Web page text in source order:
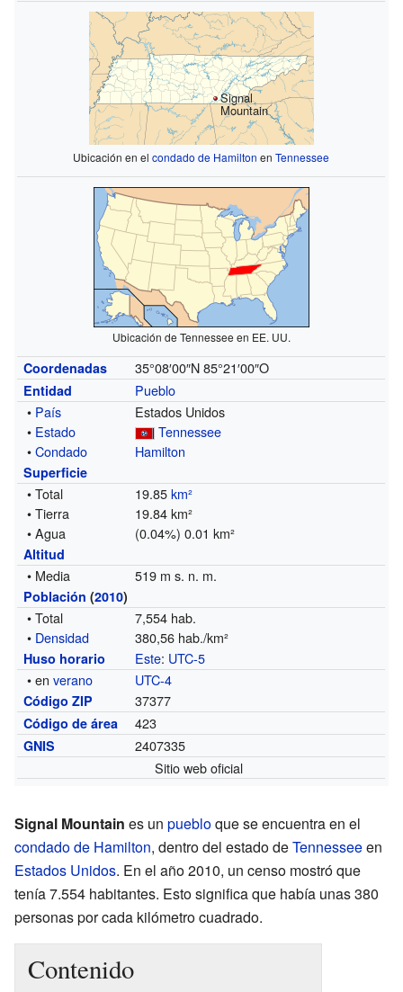
Signal
Mountain
Ubicación en elcondado de Hamilton enTennessee
Ubicación de Tennessee en EE. UU.
Coordenadas 35°08′00″N 85°21′00″O
Entidad
Pueblo
• País
Estados Unidos
• Estado
Tennessee
•Condado Hamilton
Superficie
• Total 19.85km²
• Tierra
19.84 km²
• Agua
(0.04%) 0.01 km²
Altitud
• Media 519 m s. n. m.
Población (2010)
• Total
7,554 hab.
• Densidad 380,56 hab./km²
Huso horario Este: UTC-5
• enverano UTC-4
Código ZIP 37377
Código de área 423
GNIS
2407335
Sitio web oficial
Signal Mountain es un puebloque se encuentra en el
condado de Hamilton, dentro del estado deTennesseeen
Estados Unidos. En el año 2010, un censo mostró que
tenía 7.554 habitantes. Esto significa que había unas 380
personas por cada kilómetro cuadrado.
Contenido